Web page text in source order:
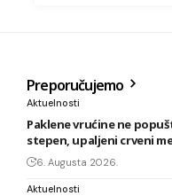
Preporučujemo
Aktuelnosti
Paklene vrućine ne
stepen, upaljeni crveni
6. Augusta 2026.
Aktuelnosti